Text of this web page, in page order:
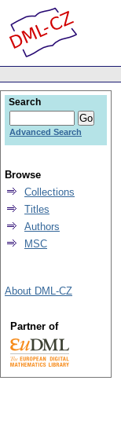
Search
Advanced Search
Browse
Collections
Titles
Authors
MSC
About DML-CZ
Partner of